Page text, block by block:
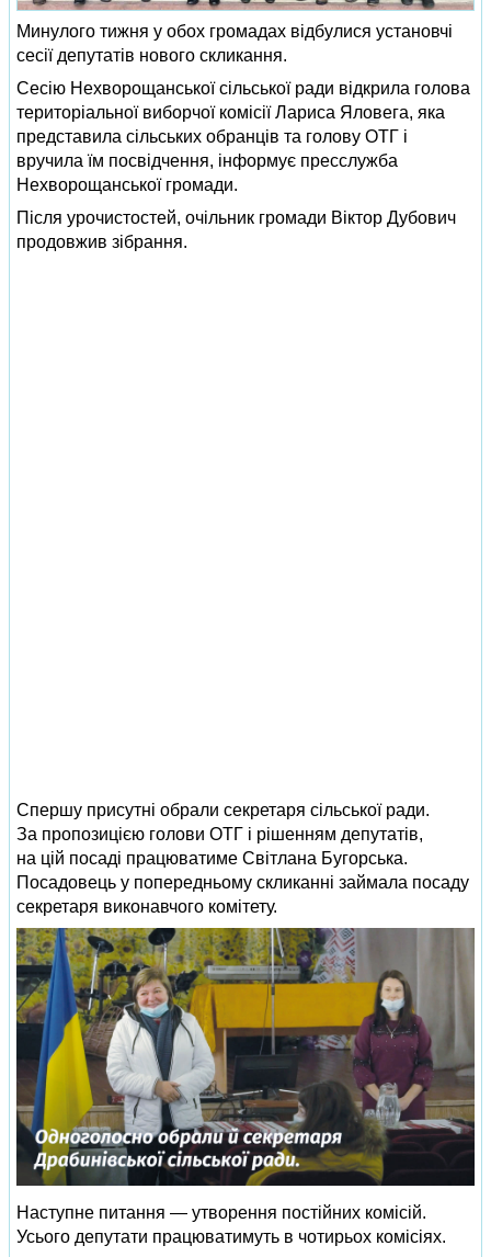
Минулого тижня у обох громадах відбулися установчі
сесії депутатів нового скликання.
Сесію Нехворощанської сільської ради відкрила голова
територіальної виборчої комісії Лариса Яловега, яка
представила сільських обранців та голову ОТГ і
вручила їм посвідчення, інформує пресслужба
Нехворощанської громади.
Після урочистостей, очільник громади Віктор Дубович
продовжив зібрання.
Спершу присутні обрали секретаря сільської ради.
За пропозицією голови ОТГ і рішенням депутатів,
на цій посаді працюватиме Світлана Бугорська.
Посадовець у попередньому скликанні займала посаду
секретаря виконавчого комітету.
Наступне питання — утворення постійних комісій.
Усього депутати працюватимуть в чотирьох комісіях.